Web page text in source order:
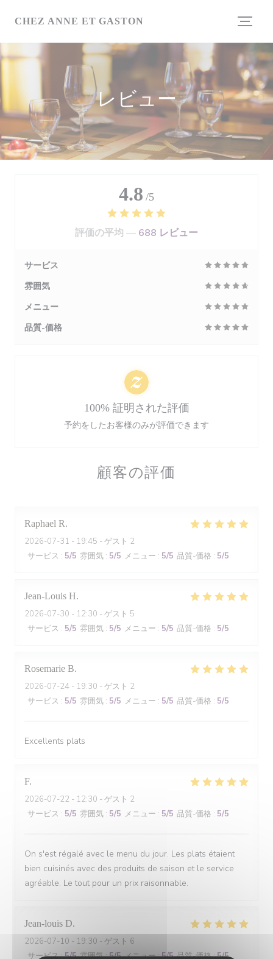
CHEZ ANNE ET GASTON
レビュー
顧客の評価
Raphael R
2026-07-31 - 19:45 - ゲスト 2
サービス : 5/5 雰囲気 : 5/5 メニュー : 5/5 品質-価格 : 5/5
Jean-Louis H
2026-07-30 - 12:30 - ゲスト 5
サービス : 5/5 雰囲気 : 5/5 メニュー : 5/5 品質-価格 : 5/5
Rosemarie B
2026-07-24 - 19:30 - ゲスト 2
サービス : 5/5 雰囲気 : 5/5 メニュー : 5/5 品質-価格 : 5/5
Excellents plats
F
2026-07-22 - 12:30 - ゲスト 2
サービス : 5/5 雰囲気 : 5/5 メニュー : 5/5 品質-価格 : 5/5
On s'est régalé avec le menu du jour. Les plats étaient
bien cuisinés avec des produits de saison et le service
agréable. Le tout pour un prix raisonnable.
Jean-louis D
2026-07-10 - 19:30 - ゲスト 6
サービス:5/5 雰囲気:5/5 メニュー:5/5 品質-価格:5/5
4.8 /5
評価の平均 — 688 レビュー
サービス
雰囲気
メニュー
品質-価格
100% 証明された評価
予約をしたお客様のみが評価できます